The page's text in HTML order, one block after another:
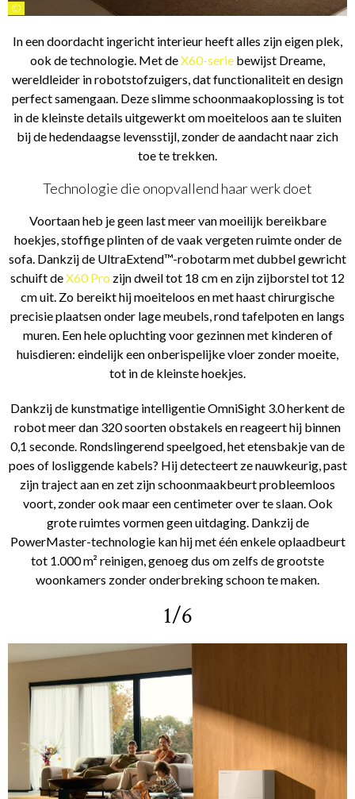
©
In een doordacht ingericht interieur heeft alles zijn eigen plek,
ook de technologie. Met deX60-serie bewijst Dreame,
wereldleider in robotstofzuigers, dat functionaliteit en design
perfect samengaan. Deze slimme schoonmaakoplossing is tot
in de kleinste details uitgewerkt om moeiteloos aan te sluiten
bij de hedendaagse levensstijl, zonder de aandacht naar zich
toe te trekken.
Technologie die onopvallend haar werk doet
Voortaan heb je geen last meer van moeilijk bereikbare
hoekjes, stoffige plinten of de vaak vergeten ruimte onder de
sofa. Dankzij de UltraExtend™-robotarm met dubbel gewricht
schuift deX60 Pro zijn dweil tot 18 cm en zijn zijborstel tot 12
cm uit. Zo bereikt hij moeiteloos en met haast chirurgische
precisie plaatsen onder lage meubels, rond tafelpoten en langs
muren. Een hele opluchting voor gezinnen met kinderen of
huisdieren: eindelijk een onberispelijke vloer zonder moeite,
tot in de kleinste hoekjes.
Dankzij de kunstmatige intelligentie OmniSight 3.0 herkent de
robot meer dan 320 soorten obstakels en reageert hij binnen
0,1 seconde. Rondslingerend speelgoed, het etensbakje van de
poes of losliggende kabels? Hij detecteert ze nauwkeurig, past
zijn traject aan en zet zijn schoonmaakbeurt probleemloos
voort, zonder ook maar een centimeter over te slaan. Ook
grote ruimtes vormen geen uitdaging. Dankzij de
PowerMaster-technologie kan hij met één enkele oplaadbeurt
tot 1.000 m² reinigen, genoeg dus om zelfs de grootste
woonkamers zonder onderbreking schoon te maken.
1/6